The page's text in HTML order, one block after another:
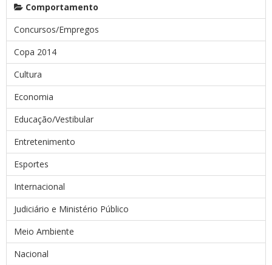
Comportamento
Concursos/Empregos
Copa 2014
Cultura
Economia
Educação/Vestibular
Entretenimento
Esportes
Internacional
Judiciário e Ministério Público
Meio Ambiente
Nacional